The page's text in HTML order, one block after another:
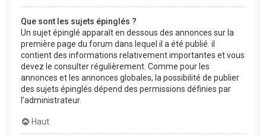
Que sont les sujets épinglés ?
Un sujet épinglé apparaît en dessous des annonces sur la
première page du forum dans lequel il a été publié. il
contient des informations relativement importantes et vous
devez le consulter régulièrement. Comme pour les
annonces et les annonces globales, la possibilité de publier
des sujets épinglés dépend des permissions définies par
l’administrateur.
Haut